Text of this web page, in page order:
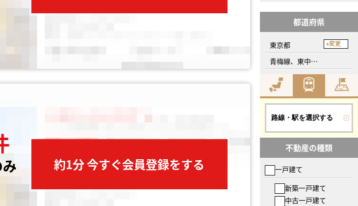
約1分 今すぐ会員登録をする
都道府県
東京都 変更
青梅線、東中神駅
路線・駅を選択する
不動産の種類
一戸建て
新築一戸建て
中古一戸建て